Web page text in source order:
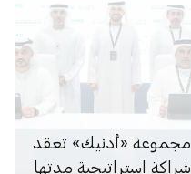
مجموعة «أدنيك» تعقد
شراكة استراتيجية مدتها